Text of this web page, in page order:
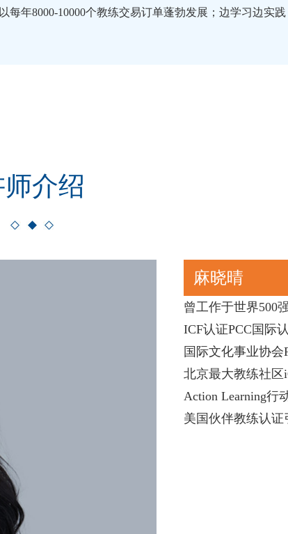
年8000-10000个教练交易订单蓬勃发展；边学习边实
介绍
麻晓晴
曾工作于世界500
ICF认证PCC国际
国际文化事业协会
北京最大教练社区
Action Learning行
美国伙伴教练认证